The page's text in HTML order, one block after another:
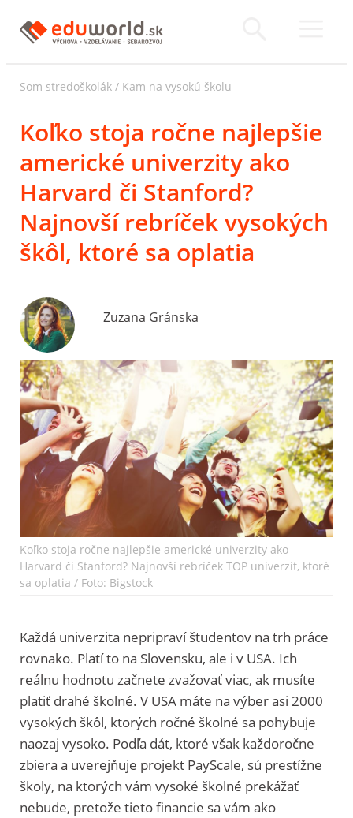
Som stredoškolák / Kam na vysokú školu
Koľko stoja ročne najlepšie
americké univerzity ako
Harvard či Stanford?
Najnovší rebríček vysokých
škôl, ktoré sa oplatia
Zuzana Gránska
Koľko stoja ročne najlepšie americké univerzity ako
Harvard či Stanford? Najnovší rebríček TOP univerzít, ktoré
sa oplatia / Foto: Bigstock
Každá univerzita nepripraví študentov na trh práce
rovnako. Platí to na Slovensku, ale i v USA. Ich
reálnu hodnotu začnete zvažovať viac, ak musíte
platiť drahé školné. V USA máte na výber asi 2000
vysokých škôl, ktorých ročné školné sa pohybuje
naozaj vysoko. Podľa dát, ktoré však každoročne
zbiera a uverejňuje projekt PayScale, sú prestížne
školy, na ktorých vám vysoké školné prekážať
nebude, pretože tieto financie sa vám ako